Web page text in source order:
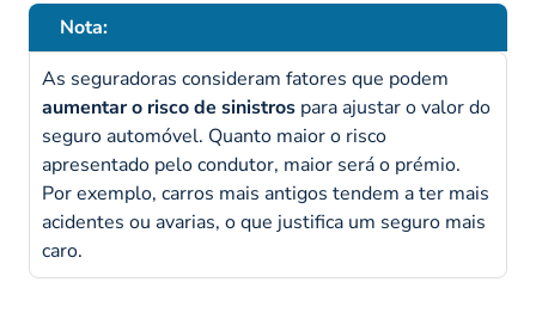
Nota:
As seguradoras consideram fatores que podem
aumentar o risco de sinistros para ajustar o valor do
seguro automóvel. Quanto maior o risco
apresentado pelo condutor, maior será o prémio.
Por exemplo, carros mais antigos tendem a ter mais
acidentes ou avarias, o que justifica um seguro mais
caro.